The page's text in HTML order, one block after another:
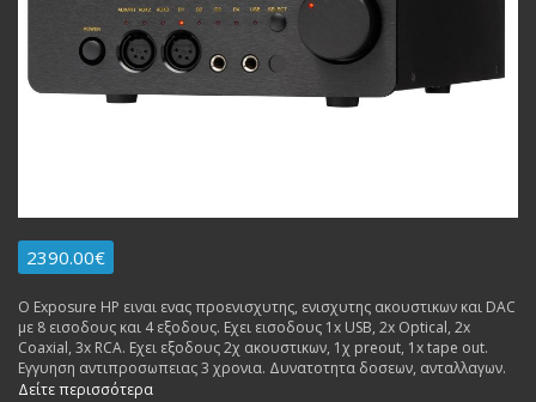
2390.00€
Ο Exposure HP ειναι ενας προενισχυτης, ενισχυτης ακουστικων και DAC
με 8 εισοδους και 4 εξοδους. Εχει εισοδους 1x USB, 2x Optical, 2x
Coaxial, 3x RCA. Εχει εξοδους 2χ ακουστικων, 1χ preout, 1x tape out.
Εγγυηση αντιπροσωπειας 3 χρονια. Δυνατοτητα δοσεων, ανταλλαγων.
Δείτε περισσότερα